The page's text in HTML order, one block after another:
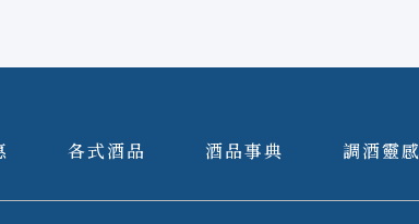
各式酒品 酒品事典 調酒靈感